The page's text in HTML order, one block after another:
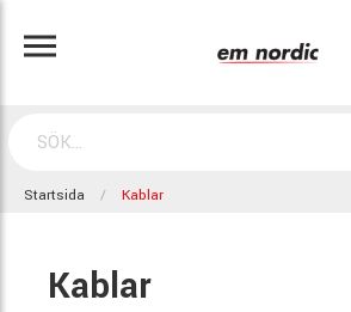
Startsida Kablar
Kablar